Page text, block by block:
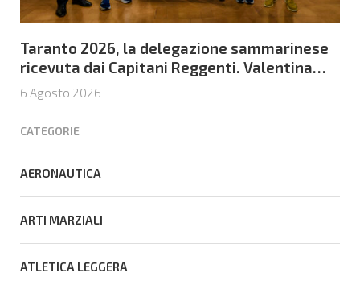
Taranto 2026, la delegazione sammarinese
ricevuta dai Capitani Reggenti. Valentina
Venerucci e Jacopo Frisoni i due
portabandiera
6 Agosto 2026
CATEGORIE
AERONAUTICA
ARTI MARZIALI
ATLETICA LEGGERA